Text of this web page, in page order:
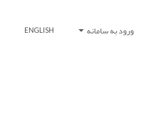
ورود به سامانه ENGLISH